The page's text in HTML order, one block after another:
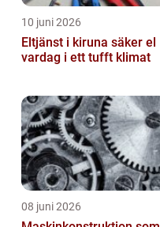
10 juni 2026
Eltjänst i kiruna säker el
vardag i ett tufft klimat
08 juni 2026